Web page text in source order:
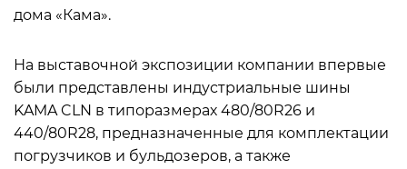
дома «Кама».
На выставочной экспозиции компании впервые
были представлены индустриальные шины
KAMA CLN в типоразмерах 480/80R26 и
440/80R28, предназначенные для комплектации
погрузчиков и бульдозеров, а также